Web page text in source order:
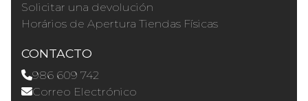
Solicitar una devolución
Horários de Apertura Tiendas Físicas
CONTACTO
986 609 742
Correo Electrónico